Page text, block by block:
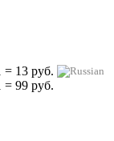
= 13 руб.
= 99 руб.